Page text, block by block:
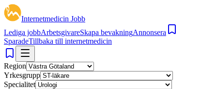
Internetmedicin Jobb
Lediga jobbArbetsgivareSkapa bevakningAnnonsera
SparadeTillbaka till internetmedicin
Region
Yrkesgrupp
Specialitet